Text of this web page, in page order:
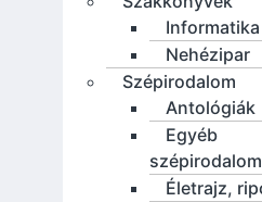
Informatika
Nehézipar
Szépirodalom
Antológiák
Egyéb
szépirodalom
Életrajz,